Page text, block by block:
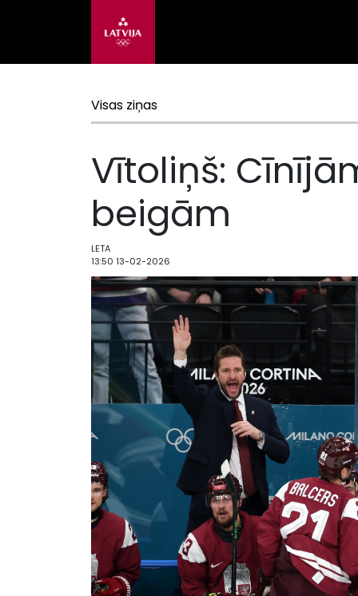
Visas ziņas
Vītoliņš:
beigām
LETA
13:50 13-02-2026